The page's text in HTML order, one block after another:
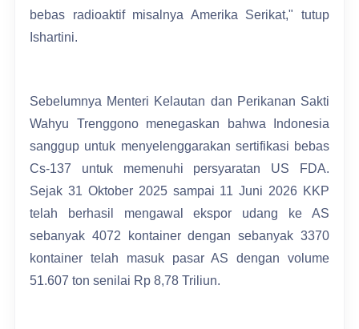
bebas radioaktif misalnya Amerika Serikat," tutup
Ishartini.
Sebelumnya Menteri Kelautan dan Perikanan Sakti
Wahyu Trenggono menegaskan bahwa Indonesia
sanggup untuk menyelenggarakan sertifikasi bebas
Cs-137 untuk memenuhi persyaratan US FDA.
Sejak 31 Oktober 2025 sampai 11 Juni 2026 KKP
telah berhasil mengawal ekspor udang ke AS
sebanyak 4072 kontainer dengan sebanyak 3370
kontainer telah masuk pasar AS dengan volume
51.607 ton senilai Rp 8,78 Triliun.